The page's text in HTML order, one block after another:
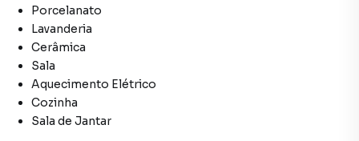
Porcelanato
Lavanderia
Cerâmica
Sala
Aquecimento Elétrico
Cozinha
Sala de Jantar